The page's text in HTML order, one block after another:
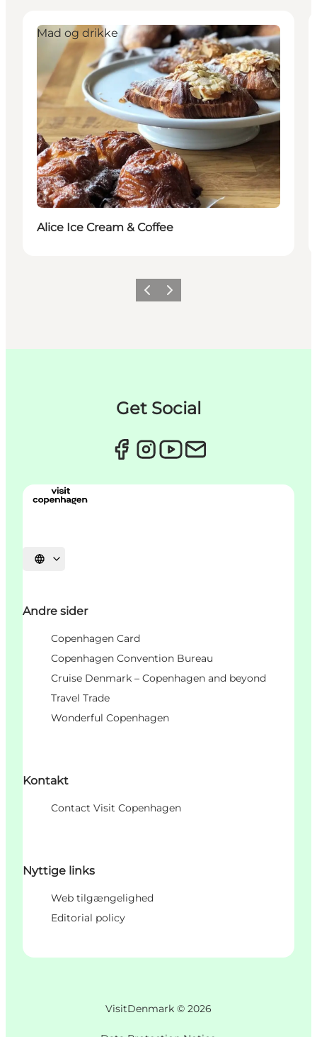
Mad og drikke
Alice Ice Cream & Coffee
ForrigeNeste
Get Social
Velg språk
Andre sider
Copenhagen Card
Copenhagen Convention Bureau
Cruise Denmark – Copenhagen and beyond
Travel Trade
Wonderful Copenhagen
Kontakt
Contact Visit Copenhagen
Nyttige links
Web tilgængelighed
Editorial policy
VisitDenmark © 2026